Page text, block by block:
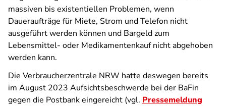
massiven bis existentiellen Problemen, wenn
Daueraufträge für Miete, Strom und Telefon nicht
ausgeführt werden können und Bargeld zum
Lebensmittel- oder Medikamentenkauf nicht abgehoben
werden kann.
Die Verbraucherzentrale NRW hatte deswegen bereits
im August 2023 Aufsichtsbeschwerde bei der BaFin
gegen die Postbank eingereicht (vgl. Pressemeldung